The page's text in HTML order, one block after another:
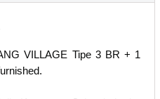
VILLAGE Tipe 3 BR + 1